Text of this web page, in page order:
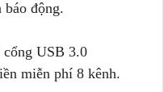
báo động.
USB 3.0
miễn phí 8 kênh.